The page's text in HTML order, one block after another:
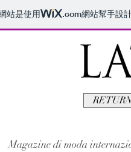
站是使用 .com網站幫手設
Magazine di moda